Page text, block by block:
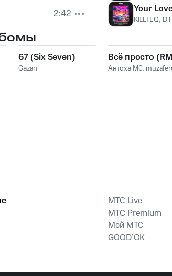
2:42
Your
KILLTEQ,
67 (Six Seven)
Gazan
Всё просто
Антоха МС,
MTС Live
MTС Premium
Мой МТС
GOOD’OK